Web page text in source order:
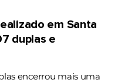
em Santa
duplas e
encerrou mais uma